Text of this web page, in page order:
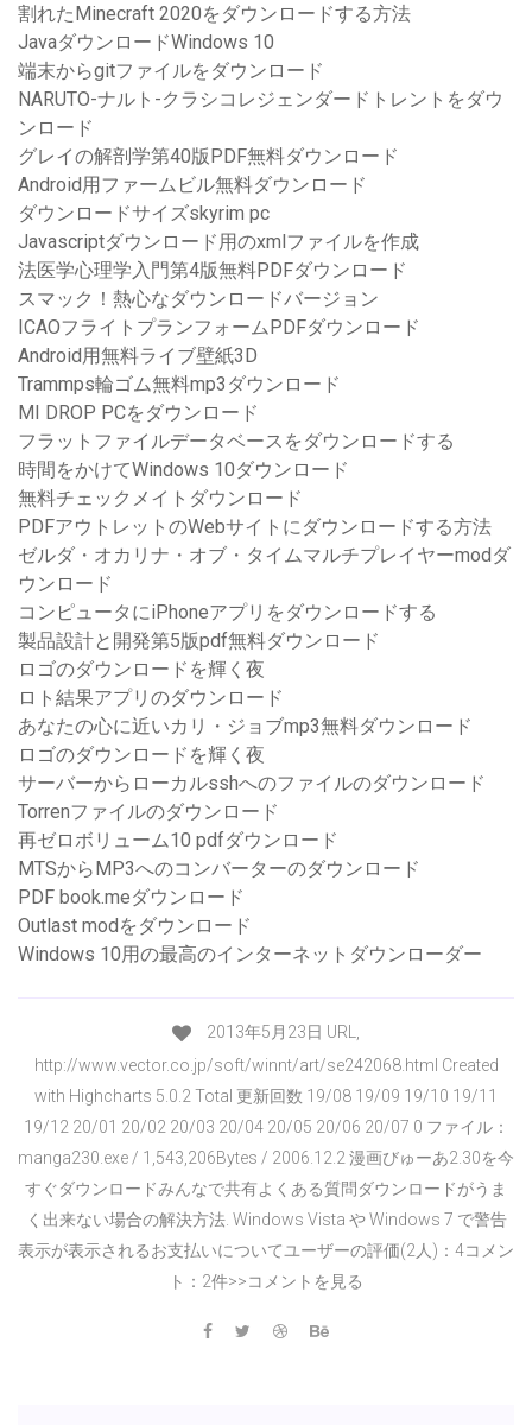
割れたMinecraft 2020をダウンロードする方法
JavaダウンロードWindows 10
端末からgitファイルをダウンロード
NARUTO-ナルト-クラシコレジェンダードトレントをダウ
ンロード
グレイの解剖学第40版PDF無料ダウンロード
Android用ファームビル無料ダウンロード
ダウンロードサイズskyrim pc
Javascriptダウンロード用のxmlファイルを作成
法医学心理学入門第4版無料PDFダウンロード
スマック！熱心なダウンロードバージョン
ICAOフライトプランフォームPDFダウンロード
Android用無料ライブ壁紙3D
Trammps輪ゴム無料mp3ダウンロード
MI DROP PCをダウンロード
フラットファイルデータベースをダウンロードする
時間をかけてWindows 10ダウンロード
無料チェックメイトダウンロード
PDFアウトレットのWebサイトにダウンロードする方法
ゼルダ・オカリナ・オブ・タイムマルチプレイヤーmodダ
ウンロード
コンピュータにiPhoneアプリをダウンロードする
製品設計と開発第5版pdf無料ダウンロード
ロゴのダウンロードを輝く夜
ロト結果アプリのダウンロード
あなたの心に近いカリ・ジョブmp3無料ダウンロード
ロゴのダウンロードを輝く夜
サーバーからローカルsshへのファイルのダウンロード
Torrenファイルのダウンロード
再ゼロボリューム10 pdfダウンロード
MTSからMP3へのコンバーターのダウンロード
PDF book.meダウンロード
Outlast modをダウンロード
Windows 10用の最高のインターネットダウンローダー
2013年5月23日 URL,
http://www.vector.co.jp/soft/winnt/art/se242068.html Created
with Highcharts 5.0.2 Total 更新回数 19/08 19/09 19/10 19/11
19/12 20/01 20/02 20/03 20/04 20/05 20/06 20/07 0 ファイル：
manga230.exe / 1,543,206Bytes / 2006.12.2 漫画びゅーあ2.30を今
すぐダウンロードみんなで共有よくある質問ダウンロードがうま
く出来ない場合の解決方法. Windows Vista や Windows 7 で警告
表示が表示されるお支払いについてユーザーの評価(2人)：4コメン
ト：2件>>コメントを見る